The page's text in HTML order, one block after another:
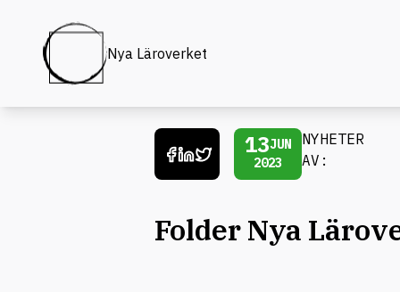
Nya Läroverket
13JUN
2023
NYHETER
AV:
Folder Nya